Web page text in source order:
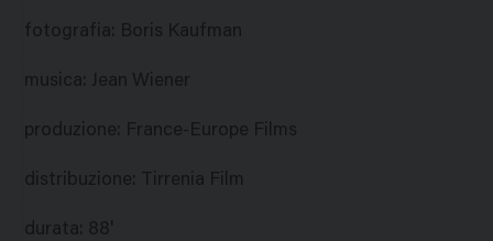
fotografia: Boris Kaufman
musica: Jean Wiener
produzione: France-Europe Films
distribuzione: Tirrenia Film
durata: 88'